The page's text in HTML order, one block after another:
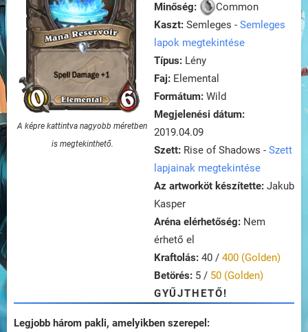
A képre kattintva nagyobb méretben
is megtekinthető.
Minőség:
Common
Kaszt: Semleges - Semleges
lapok megtekintése
Típus: Lény
Faj: Elemental
Formátum: Wild
Megjelenési dátum:
2019.04.09
Szett: Rise of Shadows - Szett
lapjainak megtekintése
Az artworköt készítette: Jakub
Kasper
Aréna elérhetőség: Nem
érhető el
Kraftolás: 40 / 400 (Golden)
Betörés: 5 / 50 (Golden)
GYŰJTHETŐ!
Legjobb három pakli, amelyikben szerepel: